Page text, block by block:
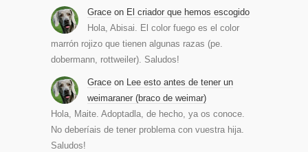
Grace on El criador que hemos escogido
Hola, Abisai. El color fuego es el color
marrón rojizo que tienen algunas razas (pe.
dobermann, rottweiler). Saludos!
Grace on Lee esto antes de tener un
weimaraner (braco de weimar)
Hola, Maite. Adoptadla, de hecho, ya os conoce.
No deberíais de tener problema con vuestra hija.
Saludos!